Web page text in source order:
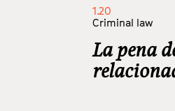
1.20
Criminal law
La pena